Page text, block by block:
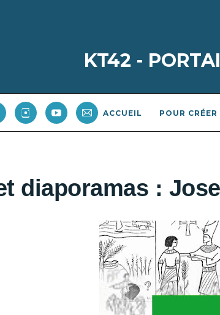
KT42 -
ACCUEIL POUR
diaporamas :